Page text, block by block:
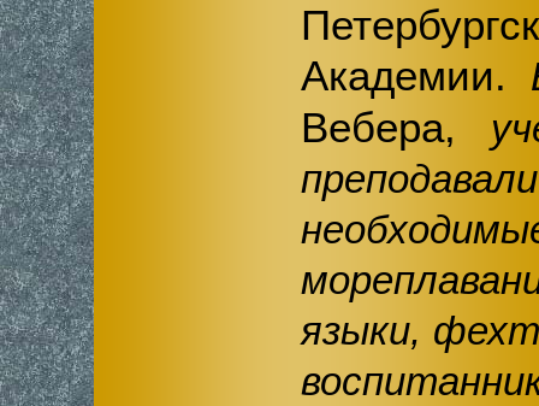
Академии.
Вебера,
языки,